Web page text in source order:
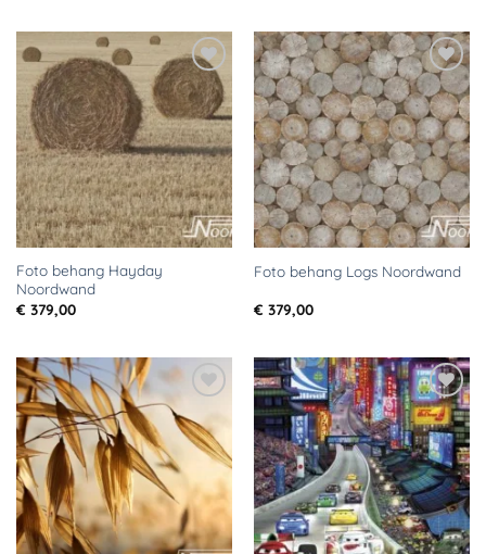
Toevoegen
aan
verlanglijst
Foto behang Hayday
Noordwand
€ 379,00
Toevoegen
aan
verlanglijst
Foto behang Logs Noordwand
€ 379,00
Toevoegen
aan
verlanglijst
Toevoegen
aan
verlanglijst